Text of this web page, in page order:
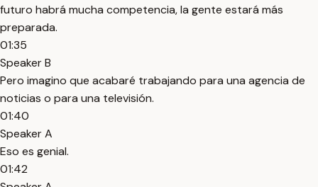
futuro habrá mucha competencia, la gente estará más
preparada.
01:35
Speaker B
Pero imagino que acabaré trabajando para una agencia de
noticias o para una televisión.
01:40
Speaker A
Eso es genial.
01:42